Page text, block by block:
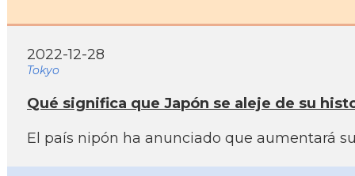
2022-12-28
Tokyo
Qué significa que Japón se aleje de su
El paí­s nipón ha anunciado que aumentará